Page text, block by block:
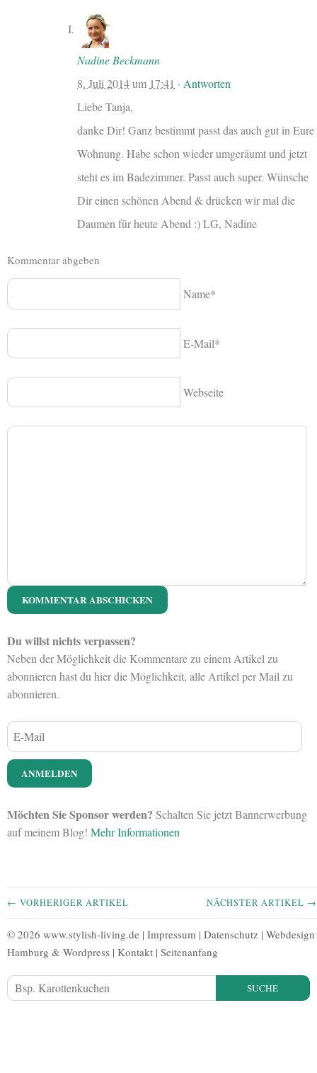
Nadine Beckmann
8. Juli 2014um 17:41 · Antworten
Liebe Tanja,
danke Dir! Ganz bestimmt passt das auch gut in Eure
Wohnung. Habe schon wieder umgeräumt und jetzt
steht es im Badezimmer. Passt auch super. Wünsche
Dir einen schönen Abend & drücken wir mal die
Daumen für heute Abend :) LG, Nadine
Kommentar abgeben
Name*
E-Mail*
Webseite
Du willst nichts verpassen?
Neben der Möglichkeit die Kommentare zu einem Artikel zu
abonnieren hast du hier die Möglichkeit, alle Artikel per Mail zu
abonnieren.
Möchten Sie Sponsor werden? Schalten Sie jetzt Bannerwerbung
auf meinem Blog! Mehr Informationen
← VORHERIGER ARTIKEL NÄCHSTER ARTIKEL →
© 2026 www.stylish-living.de | Impressum | Datenschutz | Webdesign
Hamburg & Wordpress | Kontakt | Seitenanfang
SUCHE